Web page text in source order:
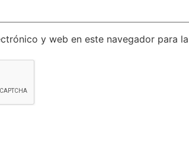
y web en este navegador para